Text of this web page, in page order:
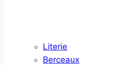
Literie
Berceaux